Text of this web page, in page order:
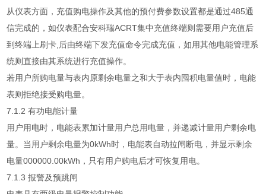
从仪表方面，充值购电操作及其他的预付费参数设置都是通过485通
信完成的，如仪表配合安科瑞ACRT集中充值终端则需要用户充值后
到终端上刷卡,后由终端下发充值命令完成充值，如用其他电能管理系
统则直接由其系统进行充值操作。
若用户所购电量与表内原剩余电量之和大于表内囤积电量值时，电能
表则拒绝接受购电量。
7.1.2 有功电能计量
用户用电时，电能表累加计量用户总用电量，并递减计量用户剩余电
量。当用户剩余电量为0kWh时，电能表自动拉闸断电，并显示剩余
电量000000.00kWh，只有用户购电后才可恢复用电。
7.1.3 报警及预跳闸